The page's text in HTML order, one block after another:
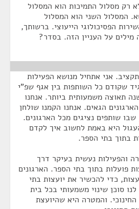
רק מסלול התמיכות הוא המסלול
המסלול השני הוא המסלול
הפסיכולוגי הייעוצי. ברשותך,
מילים על העניין הזה. בסדר?
אני אתחיל מנושא הפעילות
שקודם כל השותפות בין אגף שפ"י
תאוצה משמעותית ביותר. אנחנו
הגאים. אנחנו הקמנו שולחן
שותפים נציגים מכל הארגונים.
היא באמת לחשוב איך לקדם
בתוך בתי הספר.
והפעילות נעשית בעיקר דרך
פועלות בתוך בתי הספר. הארגונים
כדי להכשיר את יועצות בתי
סוכן שינוי משמעותי בכל בית
והמטרה היא שהיועצת